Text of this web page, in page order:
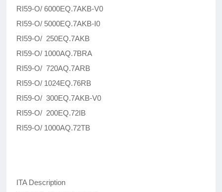
RI59-O/ 6000EQ.7AKB-V0
RI59-O/ 5000EQ.7AKB-I0
RI59-O/ 250EQ.7AKB
RI59-O/ 1000AQ.7BRA
RI59-O/ 720AQ.7ARB
RI59-O/ 1024EQ.76RB
RI59-O/ 300EQ.7AKB-V0
RI59-O/ 200EQ.72IB
RI59-O/ 1000AQ.72TB
ITA Description